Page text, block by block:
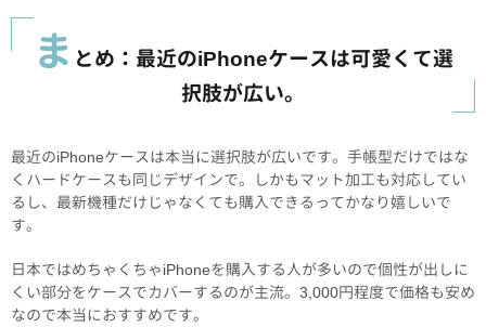
ま とめ：最近のiPhoneケースは可愛くて選
択肢が広い。
最近のiPhoneケースは本当に選択肢が広いです。手帳型だけではな
くハードケースも同じデザインで。しかもマット加工も対応してい
るし、最新機種だけじゃなくても購入できるってかなり嬉しいで
す。
日本ではめちゃくちゃiPhoneを購入する人が多いので個性が出しに
くい部分をケースでカバーするのが主流。3,000円程度で価格も安め
なので本当におすすめです。